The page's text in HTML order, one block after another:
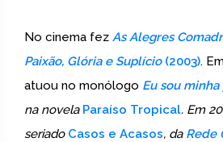
No cinema fez As Alegres
Paixão, Glória e Suplício (2003).
atuou no monólogo Eu sou
na novela Paraíso Tropical. Em
seriado Casos e Acasos, da Rede